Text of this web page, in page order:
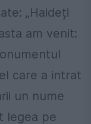
„Haideți
am venit:
care a intrat
un nume
legea pe